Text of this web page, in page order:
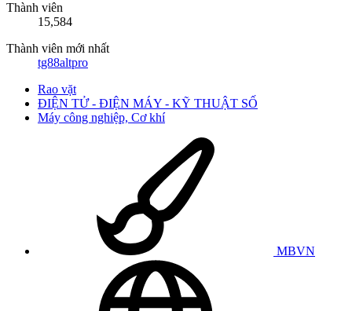
Thành viên
15,584
Thành viên mới nhất
tg88altpro
Rao vặt
ĐIỆN TỬ - ĐIỆN MÁY - KỸ THUẬT SỐ
Máy công nghiệp, Cơ khí
MBVN